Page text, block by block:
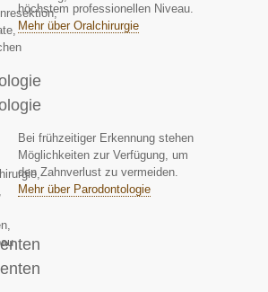
höchstem professionellen Niveau.
Mehr über Oralchirurgie
Bei frühzeitiger Erkennung stehen
Möglichkeiten zur Verfügung, um
den Zahnverlust zu vermeiden.
Mehr über Parodontologie